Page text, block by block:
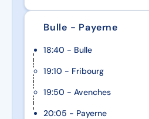
Bulle - Payerne
18:40 - Bulle
19:10 - Fribourg
19:50 - Avenches
20:05 - Payerne